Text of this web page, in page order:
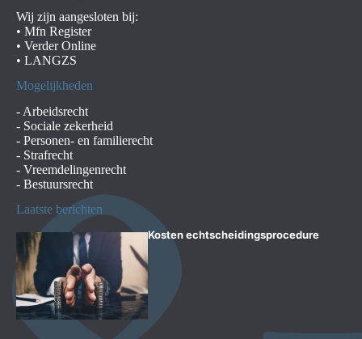
Wij zijn aangesloten bij:
• Mfn Register
• Verder Online
• LANGZS
Mogelijkheden
- Arbeidsrecht
- Sociale zekerheid
- Personen- en familierecht
- Strafrecht
- Vreemdelingenrecht
- Bestuursrecht
Laatste berichten
Kosten echtscheidingsprocedure